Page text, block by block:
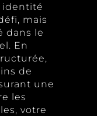
identité
mais
dans le
En
de
une
les
votre